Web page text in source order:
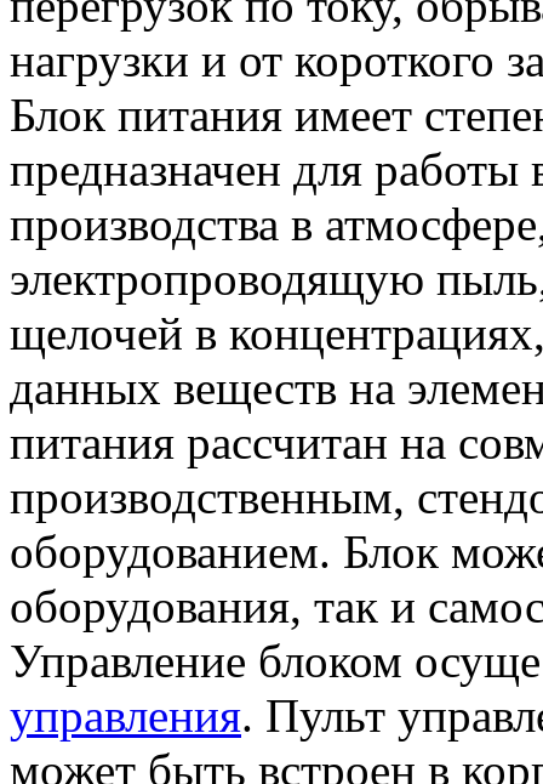
нагрузки и от короткого
Блок питания имеет
предназначен для
производства в
электропроводящую
щелочей в
данных веществ на
питания рассчитан на
производственным,
оборудованием. Блок
оборудования, так и
Управление блоком
управления. Пульт
может быть встроен в